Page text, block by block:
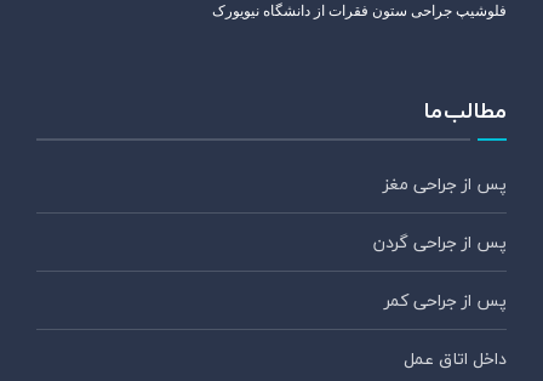
فلوشیپ جراحی ستون فقرات از دانشگاه نیویورک
مطالب ما
پس از جراحی مغز
پس از جراحی گردن
پس از جراحی کمر
داخل اتاق عمل